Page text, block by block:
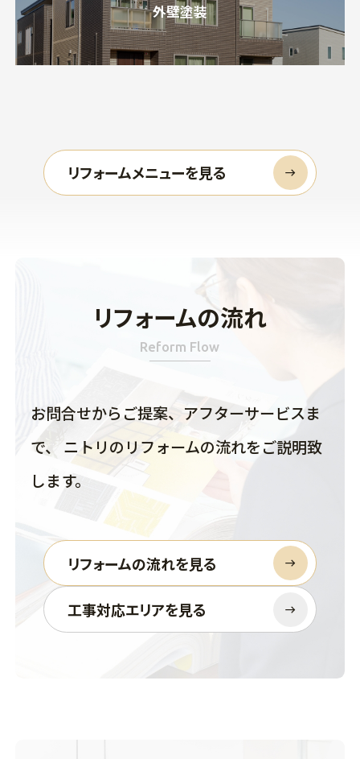
外壁塗装
リフォームメニューを見る
リフォームの流れ
Reform Flow
お問合せからご提案、アフターサービスま
で、 ニトリのリフォームの流れをご説明致
します。
リフォームの流れを見る
工事対応エリアを見る